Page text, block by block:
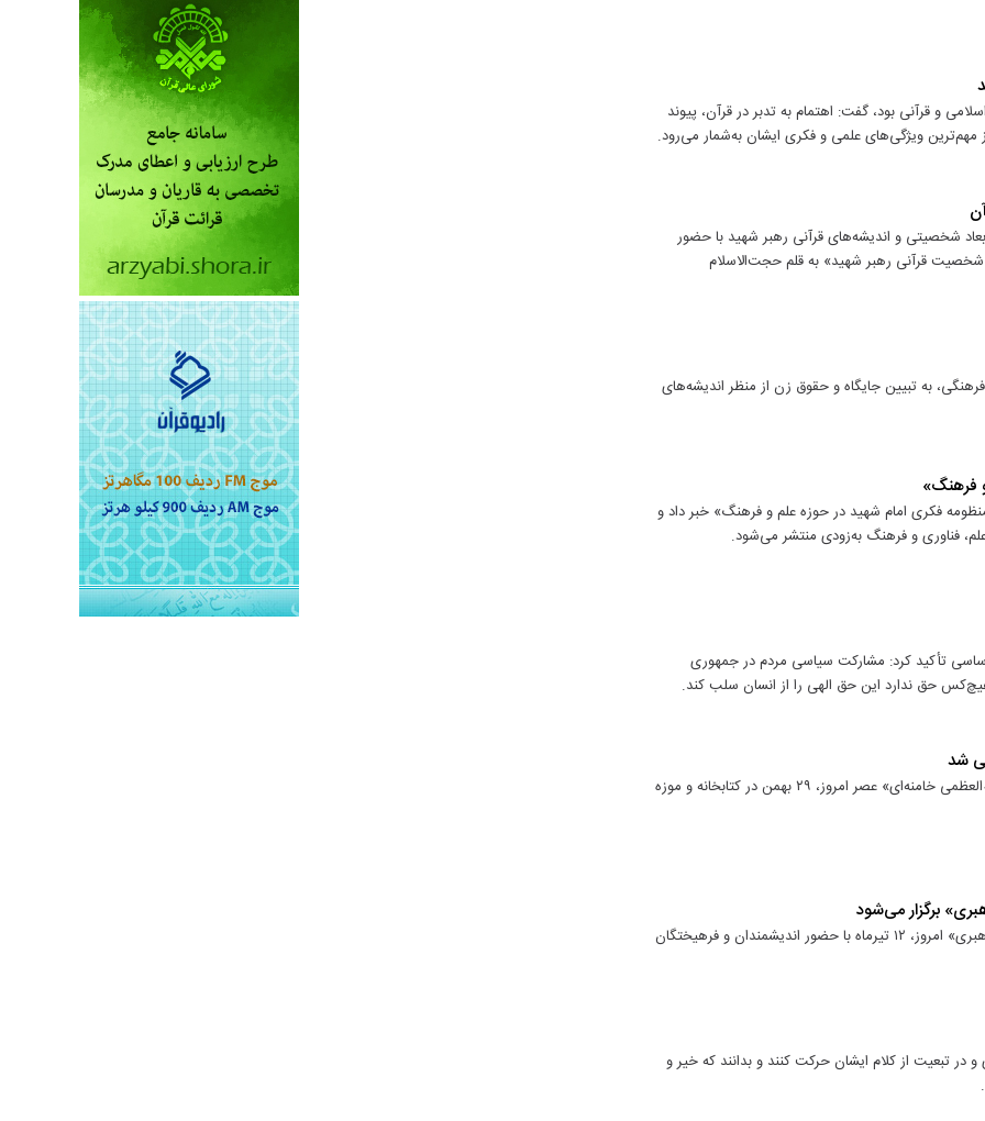
و قرآنی بود، گفت: اهتمام به تدبر در قرآن، پیوند
ویژگی‌های علمی و فکری ایشان به‌شمار می‌رود.
شخصیتی و اندیشه‌های قرآنی رهبر شهید با حضور
قرآنی رهبر شهید» به قلم حجت‌الاسلام‌
فرهنگی، به تبیین جایگاه و حقوق زن از منظر اندیشه‌های
از انتشار مجموعه‌ای ۱۰ جلدی با عنوان «منظومه فکری امام شهید در حوزه علم و فرهنگ» خبر داد و
فناوری و فرهنگ به‌زودی منتشر می‌شود.
تأکید کرد: مشارکت سیاسی مردم در جمهوری
حق ندارد این حق الهی را از انسان سلب کند.
شد
مراسم رونمایی از کتاب «درآمدی بر هویت ملی در اندیشه حضرت آیت‌الله‌العظمی خامنه‌ای» عصر امروز، ۲۹ بهمن در کتابخانه و موزه
برگزار می‌شود
سومین کنفرانس بین‌المللی «حقوق بشر آمریکایی از دیدگاه مقام معظم رهبری» امروز، ۱۲ تیرماه با حضور اندیشمندان و فرهیختگان
در تبعیت از کلام ایشان حرکت کنند و بدانند که خیر و